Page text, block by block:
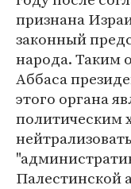
признана
законный
народа. Таким
Аббаса
этого органа
политическим
Палестинской